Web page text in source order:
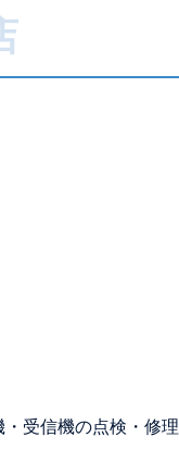
受信機の点検・修理